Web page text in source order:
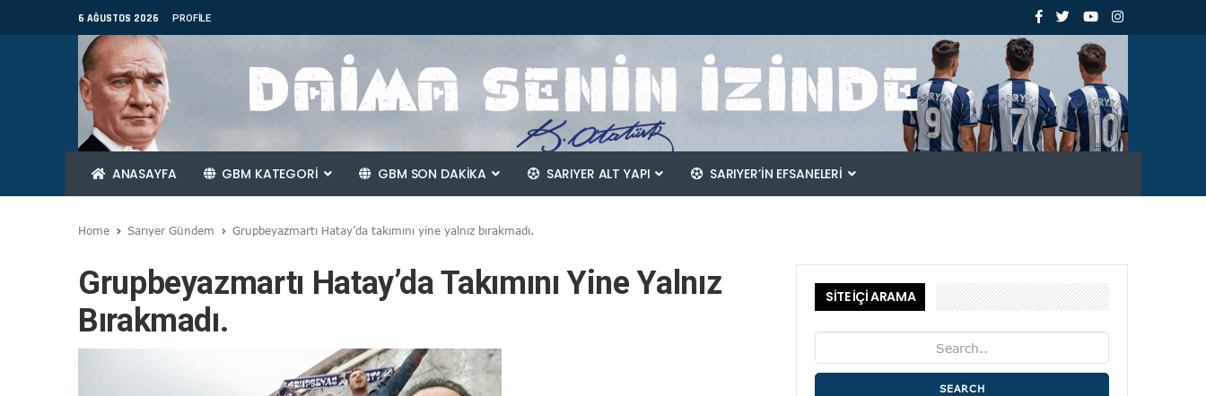
6 AĞUSTOS 2026 PROFILE
ANASAYFA GBM KATEGORİ GBM SON DAKİKA SARIYER ALT YAPI SARIYER’IN EFSANELERI
Home Sarıyer Gündem Grupbeyazmartı Hatay’da takımını yine yalnız bırakmadı.
Grupbeyazmartı Hatay’da Takımını Yine Yalnız
Bırakmadı.
SİTE İÇİ ARAMA
SEARCH